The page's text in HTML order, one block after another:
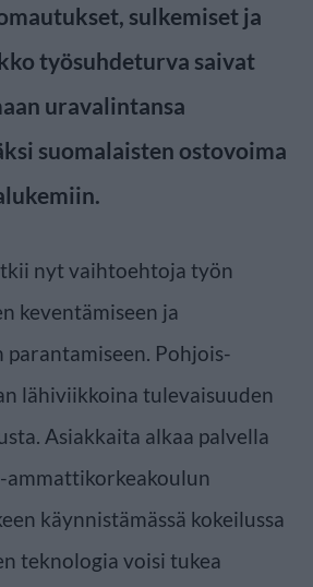
sulkemiset ja
työsuhdeturva saivat
uravalintansa
suomalaisten ostovoima
nyt vaihtoehtoja työn
keventämiseen ja
Pohjois-
lähiviikkoina tulevaisuuden
Asiakkaita alkaa palvella
ammattikorkeakoulun
käynnistämässä kokeilussa
teknologia voisi tukea